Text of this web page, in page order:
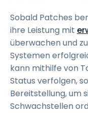
Sobald Patches
ihre Leistung mit
überwachen und
Systemen
kann mithilfe von
Status verfolgen,
Bereitstellung, um
Schwachstellen